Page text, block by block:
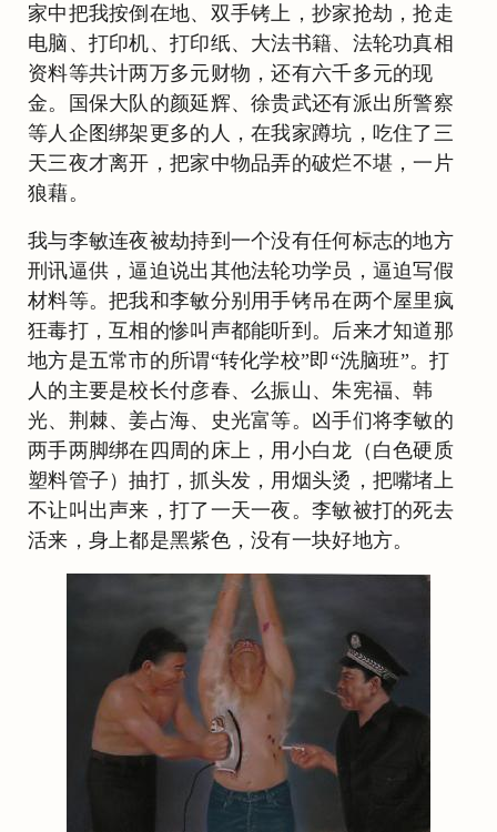
家中把我按倒在地、双手铐上，抄家抢劫，抢走
电脑、打印机、打印纸、大法书籍、法轮功真相
资料等共计两万多元财物，还有六千多元的现
金。国保大队的颜延辉、徐贵武还有派出所警察
等人企图绑架更多的人，在我家蹲坑，吃住了三
天三夜才离开，把家中物品弄的破烂不堪，一片
狼藉。
我与李敏连夜被劫持到一个没有任何标志的地方
刑讯逼供，逼迫说出其他法轮功学员，逼迫写假
材料等。把我和李敏分别用手铐吊在两个屋里疯
狂毒打，互相的惨叫声都能听到。后来才知道那
地方是五常市的所谓“转化学校”即“洗脑班”。打
人的主要是校长付彦春、么振山、朱宪福、韩
光、荆棘、姜占海、史光富等。凶手们将李敏的
两手两脚绑在四周的床上，用小白龙（白色硬质
塑料管子）抽打，抓头发，用烟头烫，把嘴堵上
不让叫出声来，打了一天一夜。李敏被打的死去
活来，身上都是黑紫色，没有一块好地方。